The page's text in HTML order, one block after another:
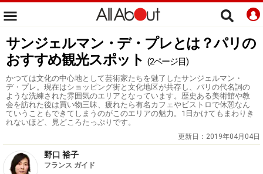
サンジェルマン・デ・プレとは？パリの
おすすめ観光スポット (2ページ目)
かつては文化の中心地として芸術家たちを魅了したサンジェルマン・
デ・プレ。現在はショッピング街と文化地区が共存し、パリの代名詞の
ような洗練された雰囲気のエリアとなっています。歴史ある美術館や教
会を訪れた後は買い物三昧、疲れたら有名カフェやビストロで休憩なん
ていうこともできてしまうのがこのエリアの魅力。1日かけてもまわりき
れないほど、見どころたっぷりです。
更新日： 2019年04月04日
野口 裕子
フランス ガイド